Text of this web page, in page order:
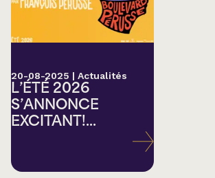
20-08-2025 | Actualités
L’ÉTÉ 2026
S’ANNONCE
EXCITANT!...